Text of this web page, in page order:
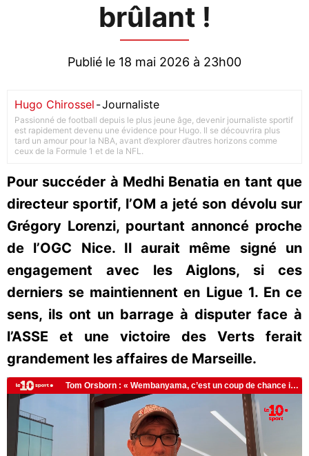
brûlant !
Publié le 18 mai 2026 à 23h00
Hugo Chirossel -Journaliste
Passionné de football depuis le plus jeune âge, devenir journaliste sportif
est rapidement devenu une évidence pour Hugo. Il se découvrira plus
tard un amour pour la NBA, avant d’explorer d’autres horizons comme
ceux de la Formule 1 et de la NFL.
Pour succéder à Medhi Benatia en tant que
directeur sportif, l’OM a jeté son dévolu sur
Grégory Lorenzi, pourtant annoncé proche
de l’OGC Nice. Il aurait même signé un
engagement avec les Aiglons, si ces
derniers se maintiennent en Ligue 1. En ce
sens, ils ont un barrage à disputer face à
l’ASSE et une victoire des Verts ferait
grandement les affaires de Marseille.